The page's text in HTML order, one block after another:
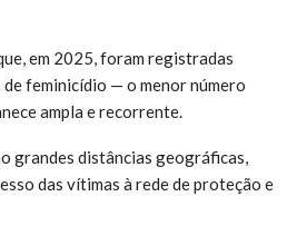
em 2025, foram registradas
feminicídio — o menor número
ampla e recorrente.
grandes distâncias geográficas,
das vítimas à rede de proteção e